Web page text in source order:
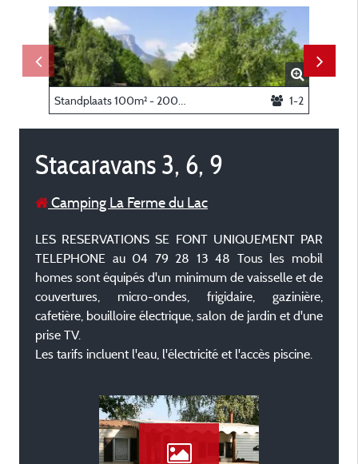
1-2
Stacaravans 3, 6, 9
Camping La Ferme du Lac
LES RESERVATIONS SE FONT UNIQUEMENT PAR
TELEPHONE au 04 79 28 13 48 Tous les mobil
homes sont équipés d'un minimum de vaisselle et de
couvertures, micro-ondes, frigidaire, gazinière,
cafetière, bouilloire électrique, salon de jardin et d'une
prise TV.
Les tarifs incluent l'eau, l'électricité et l'accès piscine.